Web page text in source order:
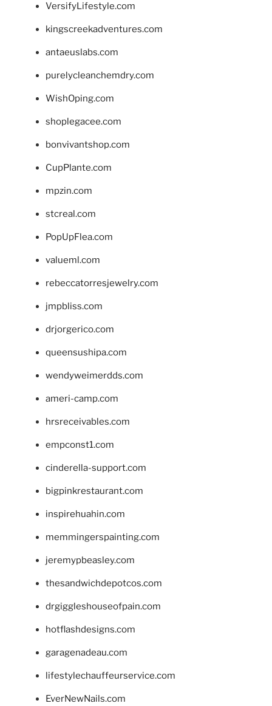
VersifyLifestyle.com
kingscreekadventures.com
antaeuslabs.com
purelycleanchemdry.com
WishOping.com
shoplegacee.com
bonvivantshop.com
CupPlante.com
mpzin.com
stcreal.com
PopUpFlea.com
valueml.com
rebeccatorresjewelry.com
jmpbliss.com
drjorgerico.com
queensushipa.com
wendyweimerdds.com
ameri-camp.com
hrsreceivables.com
empconst1.com
cinderella-support.com
bigpinkrestaurant.com
inspirehuahin.com
memmingerspainting.com
jeremypbeasley.com
thesandwichdepotcos.com
drgiggleshouseofpain.com
hotflashdesigns.com
garagenadeau.com
lifestylechauffeurservice.com
EverNewNails.com